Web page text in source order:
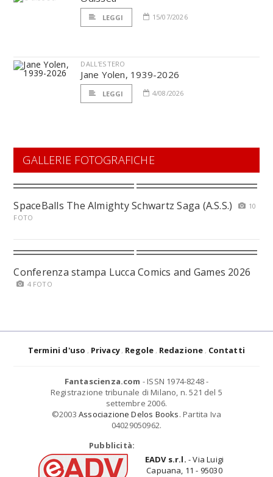
LEGGI 15/07/2026
DALL'ESTERO
Jane Yolen, 1939-2026
LEGGI 4/08/2026
GALLERIE FOTOGRAFICHE
SpaceBalls The Almighty Schwartz Saga (A.S.S.)
10
FOTO
Conferenza stampa Lucca Comics and Games 2026
4 FOTO
Termini d'uso Privacy Regole Redazione Contatti
Fantascienza.com - ISSN 1974-8248 -
Registrazione tribunale di Milano, n. 521 del 5
settembre 2006.
©2003 Associazione Delos Books. Partita Iva
04029050962.
Pubblicità:
EADV s.r.l. - Via Luigi
Capuana, 11 - 95030